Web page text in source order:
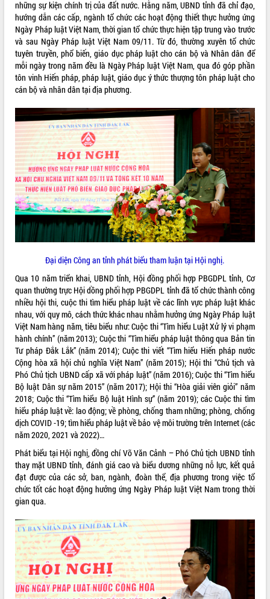
Rà soát, hoàn thiện hệ thống thiết chế
văn hóa, thể thao đáp ứng yêu cầu
phát triển mới
Thường trực HĐND tỉnh Đắk Lắk gặp
mặt Đoàn chuyên gia y tế TP. Hồ Chí
Minh
Lễ truy điệu và an táng hài cốt liệt sĩ
Bàn giải pháp tháo gỡ khó khăn trong
xuất khẩu sầu riêng và triển khai quy
định EUDR
Thứ trưởng Bộ Nông nghiệp và Môi
trường Nguyễn Hoàng Hiệp khảo sát
vùng trồng và doanh nghiệp đóng gói
sầu riêng tại Đắk Lắk
Trình diễn nghệ thuật chế biến các
món ăn từ sầu riêng
Đắk Lắk công bố Quy hoạch và xúc
Ngành cá ngừ Đắk Lắk chủ động thích
ứng để giữ vững thị trường xuất khẩu
Diễn đàn Kinh tế tư nhân Việt Nam đột
phá cơ chế - Hợp tác công tư
Đề án 06 tạo bước ngoặt đột phá trong
cải cách hành chính tỉnh Đắk Lắk
Kết nối tour, đẩy mạnh chuyển đổi số
để phát triển du lịch Đắk Lắk
Khởi động Dự án Đầu tư xây dựng hạ
tầng kỹ thuật Cụm công nghiệp Tân
Tiến
Gặp mặt các cơ quan báo chí nhân Kỷ
niệm 101 năm Ngày Báo chí Cách
mạng Việt Nam
Đắk Lắk sơ kết 4 năm triển khai thực
hiện Đề án 06 của Chính phủ
Họp báo thông tin về Hội nghị Công bố
Quy hoạch và Xúc tiến đầu tư tỉnh Đắk
Lắk
giải ngân vốn khắc phục thiên tai
HĐND tỉnh thông qua điều chỉnh Quy
hoạch tỉnh thời kỳ 2021-2030
Hội thảo góp ý hồ sơ điều chỉnh quy
hoạch tỉnh Đắk Lắk thời kỳ 2021-2030,
tầm nhìn đến năm 2050
LIÊN KẾT WEB
THỐNG KÊ TRUY CẬP
Hôm nay:
20845
Tất cả: 65996987
những sự kiện chính trị của đất nước. Hằng năm, UBND tỉnh đã chỉ đạo,
hướng dẫn các cấp, ngành tổ chức các hoạt động thiết thực hưởng ứng
Ngày Pháp luật Việt Nam, thời gian tổ chức thực hiện tập trung vào trước
và sau Ngày Pháp luật Việt Nam 09/11. Từ đó, thường xuyên tổ chức
tuyên truyền, phổ biến, giáo dục pháp luật cho cán bộ và Nhân dân để
mỗi ngày trong năm đều là Ngày Pháp luật Việt Nam, qua đó góp phần
tôn vinh Hiến pháp, pháp luật, giáo dục ý thức thượng tôn pháp luật cho
cán bộ và nhân dân tại địa phương.
Đại diện Công an tỉnh phát biểu tham luận tại Hội nghị.
Qua 10 năm triển khai, UBND tỉnh, Hội đồng phối hợp PBGDPL tỉnh, Cơ
quan thường trực Hội dồng phối hợp PBGDPL tỉnh đã tổ chức thành công
nhiều hội thi, cuộc thi tìm hiểu pháp luật về các lĩnh vực pháp luật khác
nhau, với quy mô, cách thức khác nhau nhằm hưởng ứng Ngày Pháp luật
Việt Nam hàng năm, tiêu biểu như: Cuộc thi “Tìm hiểu Luật Xử lý vi phạm
hành chính” (năm 2013); Cuộc thi “Tìm hiểu pháp luật thông qua Bản tin
Tư pháp Đắk Lắk” (năm 2014); Cuộc thi viết “Tìm hiểu Hiến pháp nước
Cộng hòa xã hội chủ nghĩa Việt Nam” (năm 2015); Hội thi “Chủ tịch và
Phó Chủ tịch UBND cấp xã với pháp luật” (năm 2016); Cuộc thi “Tìm hiểu
Bộ luật Dân sự năm 2015” (năm 2017); Hội thi “Hòa giải viên giỏi” năm
2018; Cuộc thi “Tìm hiểu Bộ luật Hình sự” (năm 2019); các Cuộc thi tìm
hiểu pháp luật về: lao động; về phòng, chống tham những; phòng, chống
dịch COVID -19; tìm hiểu pháp luật về bảo vệ môi trường trên Internet (các
năm 2020, 2021 và 2022)…
Phát biểu tại Hội nghị, đồng chí Võ Văn Cảnh – Phó Chủ tịch UBND tỉnh
thay mặt UBND tỉnh, đánh giá cao và biểu dương những nỗ lực, kết quả
đạt được của các sở, ban, ngành, đoàn thể, địa phương trong việc tổ
chức tốt các hoạt động hưởng ứng Ngày Pháp luật Việt Nam trong thời
gian qua.